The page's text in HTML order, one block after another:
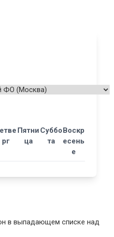
рг
Пятни
ца
Суббо
та
Воскр
есень
е
в выпадающем списке над